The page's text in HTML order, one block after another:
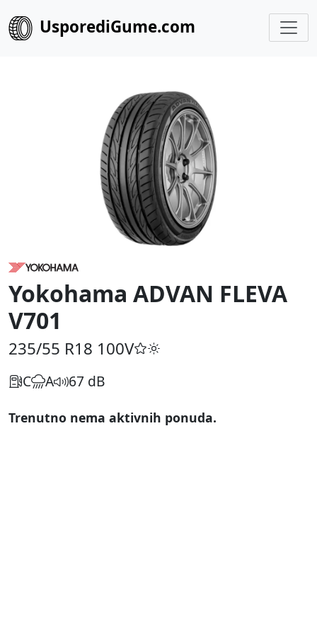
UsporediGume.com
Yokohama ADVAN FLEVA
V701
235/55 R18 100V
C A 67 dB
Trenutno nema aktivnih ponuda.